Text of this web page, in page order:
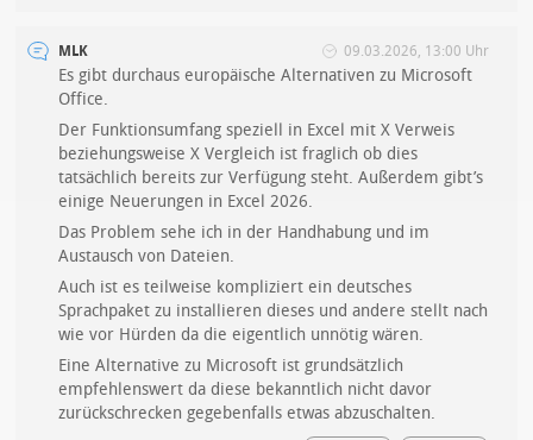
MLK 09.03.2026, 13:00 Uhr
Es gibt durchaus europäische Alternativen zu Microsoft
Office.
Der Funktionsumfang speziell in Excel mit X Verweis
beziehungsweise X Vergleich ist fraglich ob dies
tatsächlich bereits zur Verfügung steht. Außerdem gibt’s
einige Neuerungen in Excel 2026.
Das Problem sehe ich in der Handhabung und im
Austausch von Dateien.
Auch ist es teilweise kompliziert ein deutsches
Sprachpaket zu installieren dieses und andere stellt nach
wie vor Hürden da die eigentlich unnötig wären.
Eine Alternative zu Microsoft ist grundsätzlich
empfehlenswert da diese bekanntlich nicht davor
zurückschrecken gegebenfalls etwas abzuschalten.